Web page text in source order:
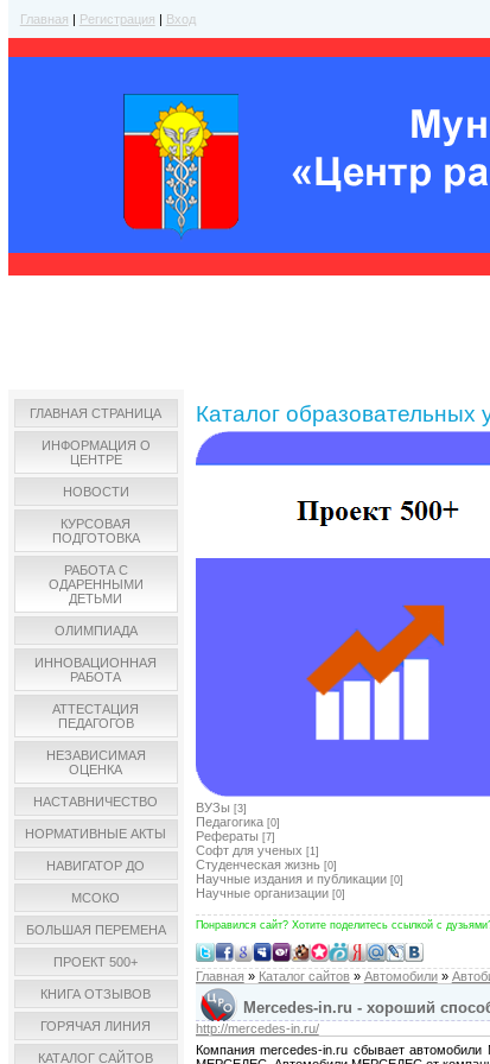
Главная | Регистрация | Вход
ГЛАВНАЯ СТРАНИЦА
ИНФОРМАЦИЯ О
ЦЕНТРЕ
НОВОСТИ
КУРСОВАЯ
ПОДГОТОВКА
РАБОТА С
ОДАРЕННЫМИ
ДЕТЬМИ
ОЛИМПИАДА
ИННОВАЦИОННАЯ
РАБОТА
АТТЕСТАЦИЯ
ПЕДАГОГОВ
НЕЗАВИСИМАЯ
ОЦЕНКА
НАСТАВНИЧЕСТВО
НОРМАТИВНЫЕ АКТЫ
НАВИГАТОР ДО
МСОКО
БОЛЬШАЯ ПЕРЕМЕНА
ПРОЕКТ 500+
КНИГА ОТЗЫВОВ
ГОРЯЧАЯ ЛИНИЯ
КАТАЛОГ САЙТОВ
Каталог образовательных
ВУЗы [3]
Педагогика [0]
Рефераты [7]
Софт для ученых [1]
Студенческая жизнь [0]
Научные издания и публикации [0]
Научные организации [0]
Понравился сайт? Хотите поделитесь ссылкой с
Главная » Каталог сайтов» Автомобили»
Mercedes-in.ru - хороший
http://mercedes-in.ru/
Компания mercedes-in.ru сбывает